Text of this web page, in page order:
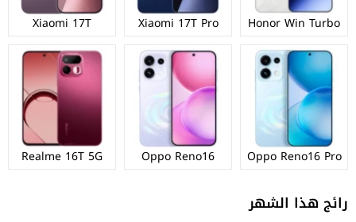
Honor Win Turbo
Xiaomi 17T Pro
Xiaomi 17T
Oppo Reno16 Pro
Oppo Reno16
Realme 16T 5G
رائج هذا الشهر